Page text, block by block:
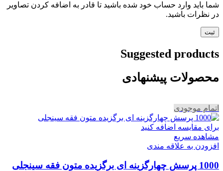
شما باید وارد حساب خود شده باشید تا قادر به اضافه کردن تصاویر
در نظرات باشید.
Suggested products
محصولات پیشنهادی
اتمام موجودی
برای مقایسه اضافه کنید
مشاهده سریع
افزودن به علاقه مندی
1000 پرسش چهارگزینه ای برگزیده متون فقه سینجلی